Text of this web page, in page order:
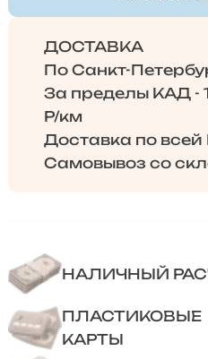
ДОСТАВКА
По Санкт-
За пределы КАД -
Р/км
Доставка по всей
Самовывоз со
НАЛИЧНЫЙ
ПЛАСТИКОВЫЕ
КАРТЫ